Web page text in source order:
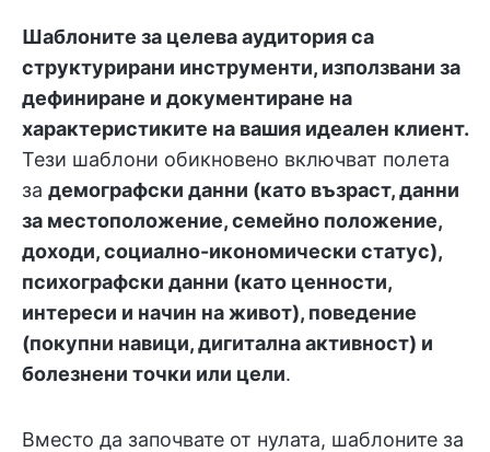
Шаблоните за целева аудитория са
структурирани инструменти, използвани за
дефиниране и документиране на
характеристиките на вашия идеален клиент.
Тези шаблони обикновено включват полета
за демографски данни (като възраст, данни
за местоположение, семейно положение,
доходи, социално-икономически статус),
психографски данни (като ценности,
интереси и начин на живот), поведение
(покупни навици, дигитална активност) и
болезнени точки или цели.
Вместо да започвате от нулата, шаблоните за